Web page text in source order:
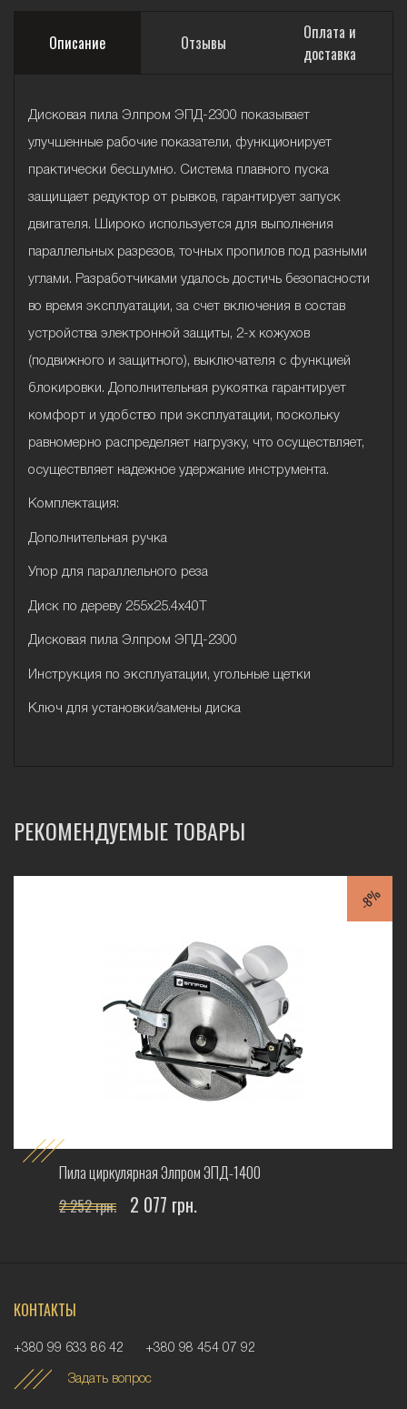
Описание Отзывы
Оплата и
доставка
Дисковая пила Элпром ЭПД-2300 показывает
улучшенные рабочие показатели, функционирует
практически бесшумно. Система плавного пуска
защищает редуктор от рывков, гарантирует запуск
двигателя. Широко используется для выполнения
параллельных разрезов, точных пропилов под разными
углами. Разработчиками удалось достичь безопасности
во время эксплуатации, за счет включения в состав
устройства электронной защиты, 2-х кожухов
(подвижного и защитного), выключателя с функцией
блокировки. Дополнительная рукоятка гарантирует
комфорт и удобство при эксплуатации, поскольку
равномерно распределяет нагрузку, что осуществляет,
осуществляет надежное удержание инструмента.
Комплектация:
Дополнительная ручка
Упор для параллельного реза
Диск по дереву 255х25.4х40Т
Дисковая пила Элпром ЭПД-2300
Инструкция по эксплуатации, угольные щетки
Ключ для установки/замены диска
РЕКОМЕНДУЕМЫЕ ТОВАРЫ
-8%
Пила циркулярная Элпром ЭПД-1400
2 252 грн. 2 077 грн.
КОНТАКТЫ
+380 99 633 86 42 +380 98 454 07 92
Задать вопрос